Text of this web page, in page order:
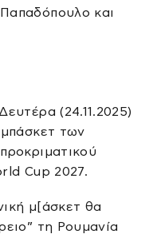
και
(24.11.2025)
μπάσκετ των
Cup 2027.
μ[άσκετ θα
τη Ρουμανία